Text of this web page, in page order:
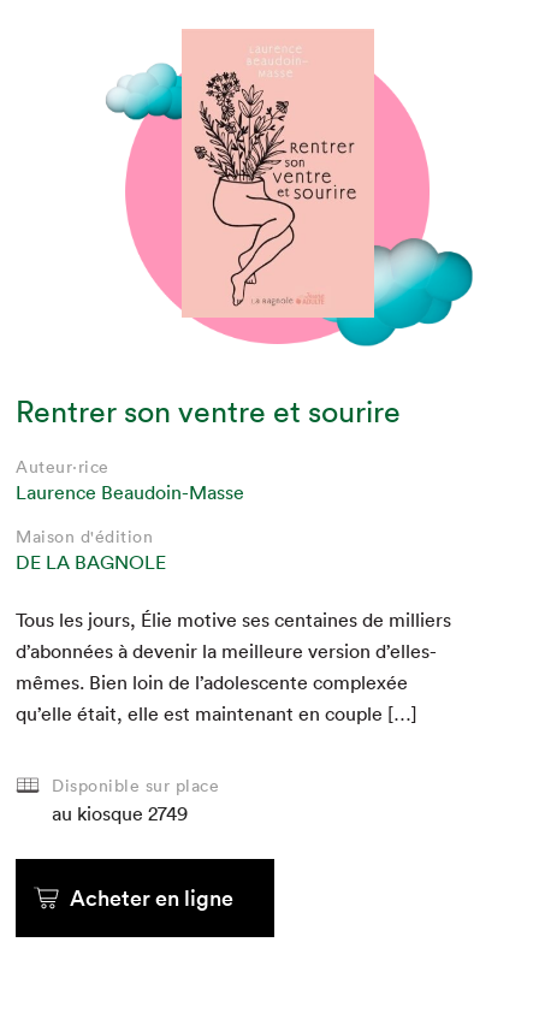
Rentrer son ventre et sourire
Auteur·rice
Laurence Beaudoin-Masse
Maison d'édition
DE LA BAGNOLE
Tous les jours, Élie motive ses cen­taines de mil­liers
d’abon­nées à devenir la meilleure ver­sion d’elles-
mêmes. Bien loin de l’ado­les­cente com­plexée
qu’elle était, elle est main­tenant en couple […]
Disponible sur place
au kiosque 2749
Acheter en ligne